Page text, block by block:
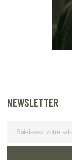
NEWSLETTER